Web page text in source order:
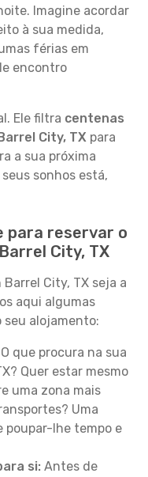
Imagine acordar
à sua medida,
férias em
encontro
Ele filtra centenas
City, TX para
a sua próxima
sonhos está,
para reservar o
City, TX
City, TX seja a
aqui algumas
seu alojamento:
O que procura na sua
Quer estar mesmo
uma zona mais
Uma
poupar-lhe tempo e
si: Antes de